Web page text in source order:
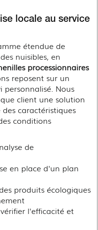
locale au service
étendue de
nuisibles, en
processionnaires
reposent sur un
Nous
client une solution
caractéristiques
conditions
de
en place d'un plan
produits écologiques
l'efficacité et